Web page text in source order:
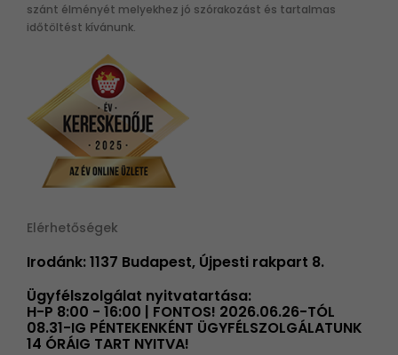
szánt élményét melyekhez jó szórakozást és tartalmas
időtöltést kívánunk.
Elérhetőségek
Irodánk: 1137 Budapest, Újpesti rakpart 8.
Ügyfélszolgálat nyitvatartása:
H-P 8:00 - 16:00 | FONTOS! 2026.06.26-TÓL
08.31-IG PÉNTEKENKÉNT ÜGYFÉLSZOLGÁLATUNK
14 ÓRÁIG TART NYITVA!